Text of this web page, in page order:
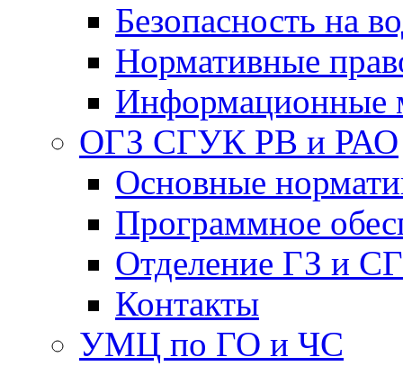
Безопасность на
Нормативные
Информационные
ОГЗ СГУК РВ и РАО
Основные
Программное
Отделение ГЗ и
Контакты
УМЦ по ГО и ЧС